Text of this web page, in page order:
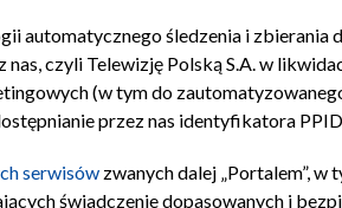
Moje zgody Pomoc Biuro reklamy
automatycznego śledzenia i zbierania
czyli Telewizję Polską S.A. w
(w tym do
przez nas identyfikatora
serwisów zwanych dalej „Portalem”,
świadczenie dopasowanych i